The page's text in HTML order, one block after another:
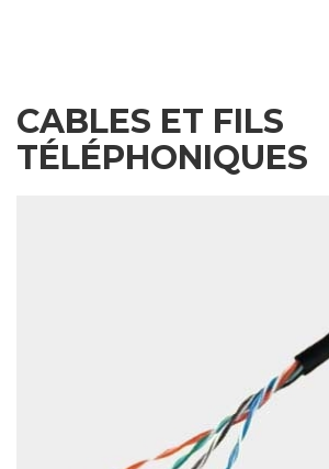
CABLES ET FILS
TÉLÉPHONIQUES